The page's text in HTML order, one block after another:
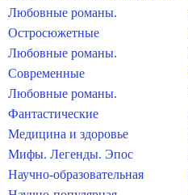
Любовные романы.
Остросюжетные
Любовные романы.
Современные
Любовные романы.
Фантастические
Медицина и здоровье
Мифы. Легенды. Эпос
Научно-образовательная